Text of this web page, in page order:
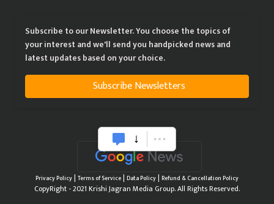
Subscribe to our Newsletter. You choose the topics of
your interest and we'll send you handpicked news and
latest updates based on your choice.
Subscribe Newsletters
Privacy Policy| Terms of Service| Data Policy| Refund & Cancellation Policy
CopyRight - 2021 Krishi Jagran Media Group. All Rights Reserved.